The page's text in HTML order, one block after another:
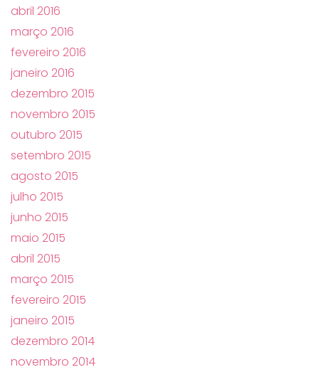
abril 2016
março 2016
fevereiro 2016
janeiro 2016
dezembro 2015
novembro 2015
outubro 2015
setembro 2015
agosto 2015
julho 2015
junho 2015
maio 2015
abril 2015
março 2015
fevereiro 2015
janeiro 2015
dezembro 2014
novembro 2014